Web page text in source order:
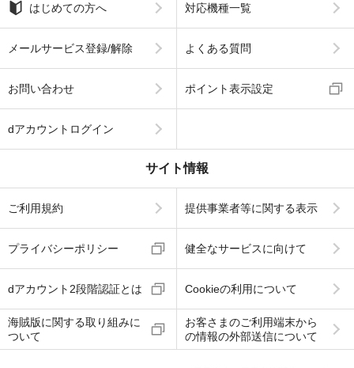
はじめての方へ 対応機種一覧
メールサービス登録/解除 よくある質問
お問い合わせ ポイント表示設定
dアカウントログイン
サイト情報
ご利用規約 提供事業者等に関する表示
プライバシーポリシー 健全なサービスに向けて
dアカウント2段階認証とは Cookieの利用について
海賊版に関する取り組みに
ついて
お客さまのご利用端末から
の情報の外部送信について